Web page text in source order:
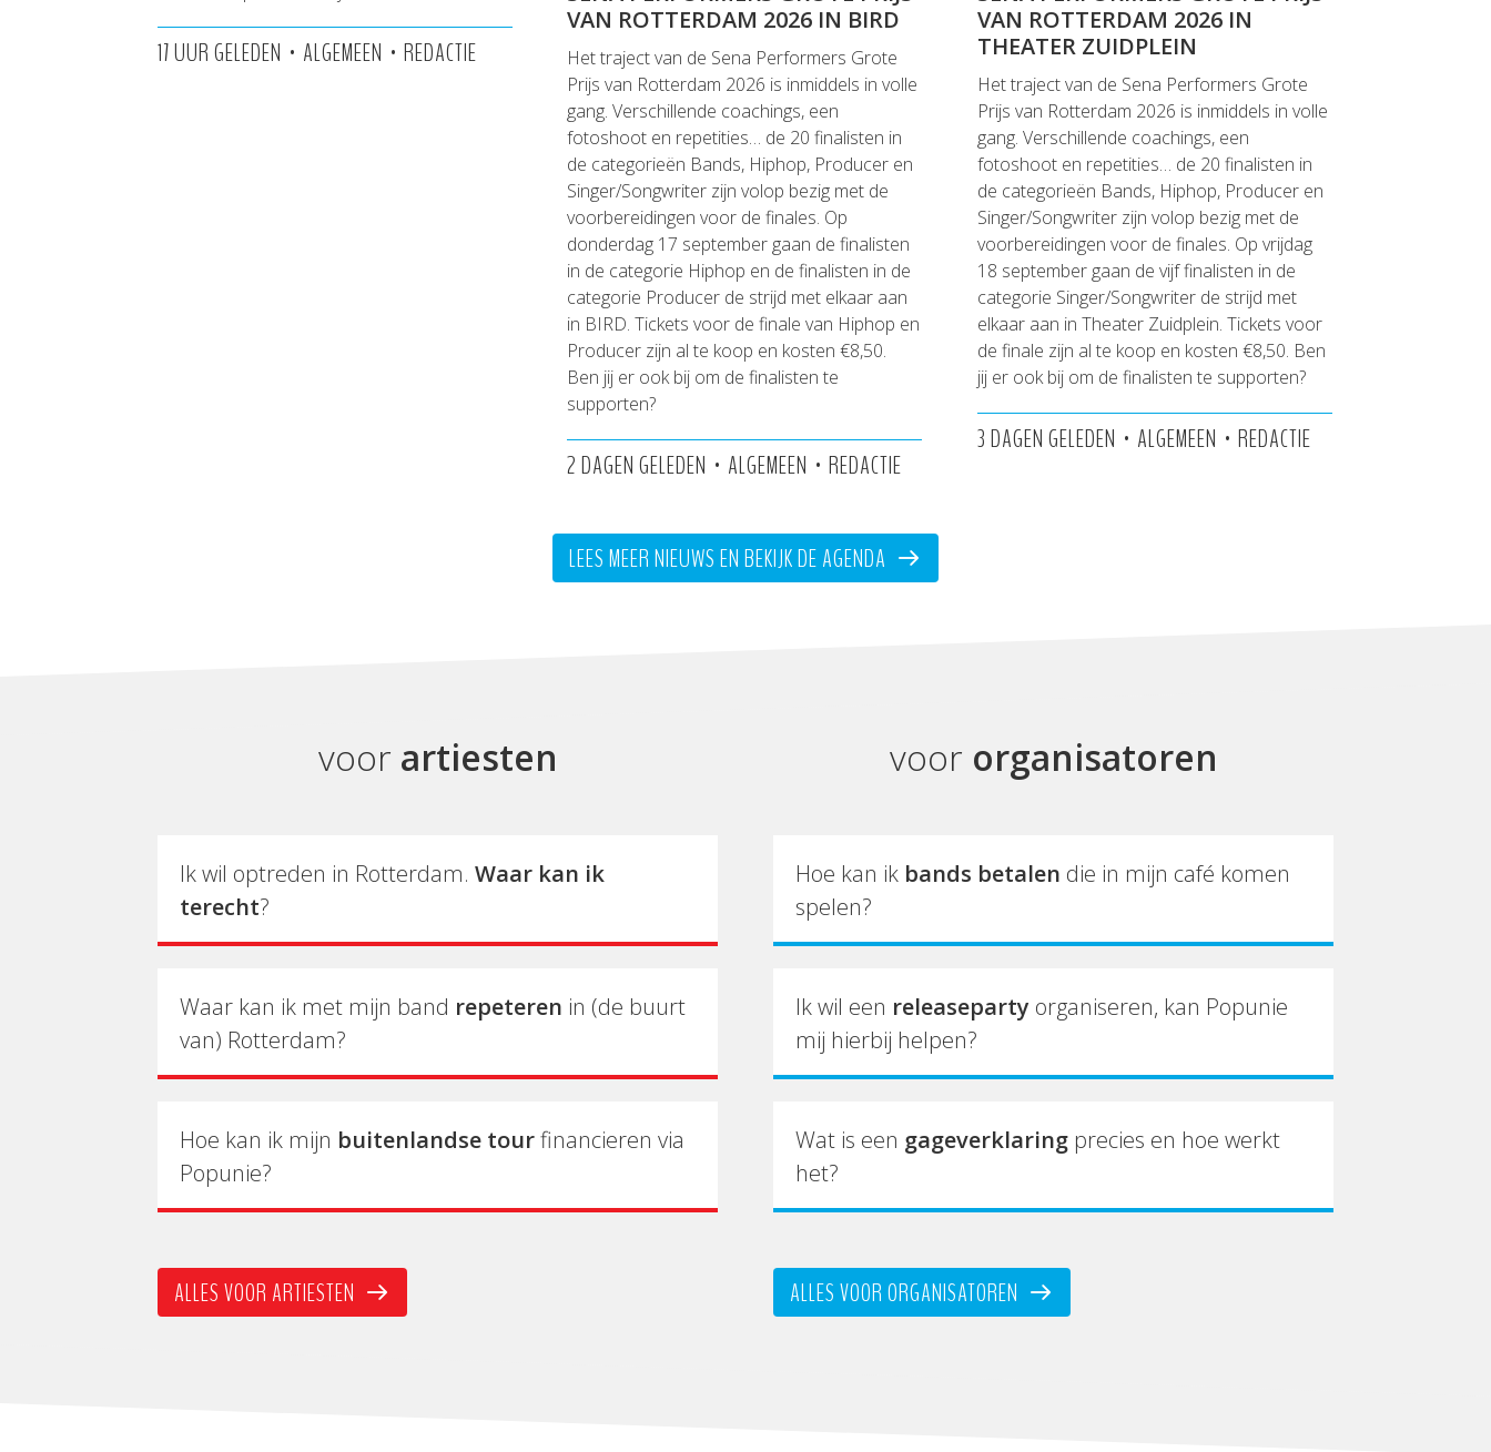
17 UUR GELEDEN • ALGEMEEN • REDACTIE
VAN ROTTERDAM 2026 IN BIRD
Het traject van de Sena Performers Grote
Prijs van Rotterdam 2026 is inmiddels in volle
gang. Verschillende coachings, een
fotoshoot en repetities… de 20 finalisten in
de categorieën Bands, Hiphop, Producer en
Singer/Songwriter zijn volop bezig met de
voorbereidingen voor de finales. Op
donderdag 17 september gaan de finalisten
in de categorie Hiphop en de finalisten in de
categorie Producer de strijd met elkaar aan
in BIRD. Tickets voor de finale van Hiphop en
Producer zijn al te koop en kosten €8,50.
Ben jij er ook bij om de finalisten te
supporten?
2 DAGEN GELEDEN • ALGEMEEN • REDACTIE
VAN ROTTERDAM 2026 IN
THEATER ZUIDPLEIN
Het traject van de Sena Performers Grote
Prijs van Rotterdam 2026 is inmiddels in volle
gang. Verschillende coachings, een
fotoshoot en repetities… de 20 finalisten in
de categorieën Bands, Hiphop, Producer en
Singer/Songwriter zijn volop bezig met de
voorbereidingen voor de finales. Op vrijdag
18 september gaan de vijf finalisten in de
categorie Singer/Songwriter de strijd met
elkaar aan in Theater Zuidplein. Tickets voor
de finale zijn al te koop en kosten €8,50. Ben
jij er ook bij om de finalisten te supporten?
3 DAGEN GELEDEN • ALGEMEEN • REDACTIE
LEES MEER NIEUWS EN BEKIJK DE AGENDA
voor artiesten
Ik wil optreden in Rotterdam. Waar kan ik
terecht?
Waar kan ik met mijn band repeteren in (de buurt
van) Rotterdam?
Hoe kan ik mijn buitenlandse tourfinancieren via
Popunie?
ALLES VOOR ARTIESTEN
voor organisatoren
Hoe kan ik bands betalen die in mijn café komen
spelen?
Ik wil een releaseparty organiseren, kan Popunie
mij hierbij helpen?
Wat is een gageverklaring precies en hoe werkt
het?
ALLES VOOR ORGANISATOREN